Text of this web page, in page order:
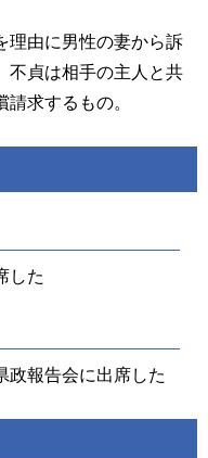
理由に男性の妻から訴
不貞は相手の主人と共
求するもの。
した
政報告会に出席した